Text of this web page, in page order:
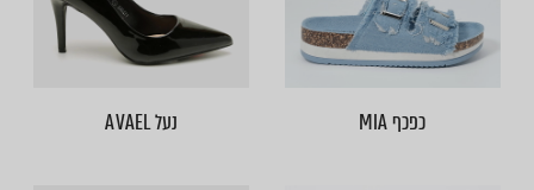
כפכף MIA נעל AVAEL